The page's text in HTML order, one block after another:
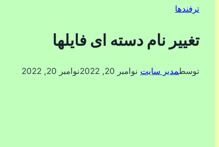
ترفندها
تغییر نام دسته ای فایلها
توسطمدیر سایت نوامبر 20, 2022 نوامبر 20, 2022